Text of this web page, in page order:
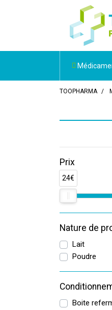
TOOPHARMA
Prix
24€
Nature de
Lait
Poudre
Boite